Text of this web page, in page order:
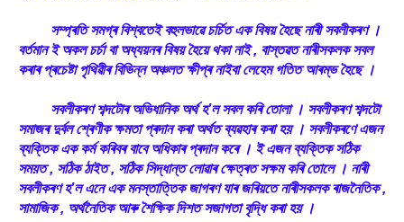
সম্প্ৰতি সমগ্ৰ বিশ্বতেই বহুলভাৱে চৰ্চিত এক বিষয় হৈছে নাৰী সবলীকৰণ ।
বৰ্তমান ই অকল চৰ্চা বা অধ্যয়নৰ বিষয় হৈয়ে থকা নাই , বাস্তৱত নাৰীসকলক সবল
কৰাৰ প্ৰচেষ্টা পৃথিৱীৰ বিভিন্ন অঞ্চলত ক্ষীপ্ৰ নাইবা লেহেম গতিত আৰম্ভ হৈছে ।
সবলীকৰণ শব্দটোৰ অভিধানিক অৰ্থ হ’ল সবল কৰি তোলা । সবলীকৰণ শব্দটো
সমাজৰ দুৰ্বল শ্ৰেণীক ক্ষমতা প্ৰদান কৰা অৰ্থত ব্যৱহাৰ কৰা হয় । সবলীকৰণে এজন
ব্যক্তিক এক কৰ্ম কৰিবৰ বাবে অধিকাৰ প্ৰদান কৰে । ই এজন ব্যক্তিক সঠিক
সময়ত , সঠিক ঠাইত , সঠিক সিদ্ধান্ত লোৱাৰ ক্ষেত্ৰত সক্ষম কৰি তোলে । নাৰী
সবলীকৰণ হ’ল এনে এক মনস্তাত্তিক জাগৰণ যাৰ জৰিয়তে নাৰীসকলক ৰাজনৈতিক ,
সামাজিক , অৰ্থনৈতিক আৰু শৈক্ষিক দিশত সজাগতা বৃদ্ধি কৰা হয় ।